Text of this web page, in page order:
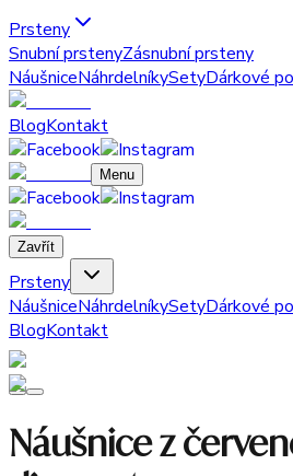
Prsteny
Snubní prstenyZásnubní prsteny
NáušniceNáhrdelníkySetyDárkové
BlogKontakt
Menu
Zavřít
Prsteny
NáušniceNáhrdelníkySetyDárkové
BlogKontakt
Náušnice z